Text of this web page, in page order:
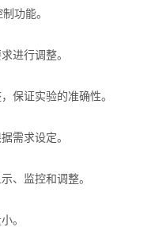
功能。
进行调整。
证实验的准确性。
需求设定。
监控和调整。
。